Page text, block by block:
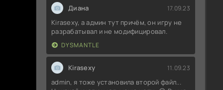
Диана 17.09.23
Kirasexy, а админ тут причём, он игру не
разрабатывал и не модифицировал.
DYSMANTLE
Kirasexy 11.09.23
admin, я тоже установила второй файл...